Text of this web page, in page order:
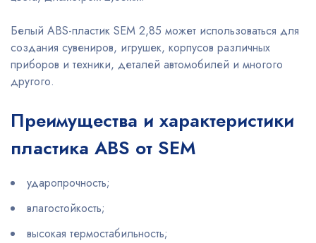
Белый ABS-пластик SEM 2,85 может использоваться для
создания сувениров, игрушек, корпусов различных
приборов и техники, деталей автомобилей и многого
другого.
Преимущества и характеристики
пластика ABS от SEM
ударопрочность;
влагостойкость;
высокая термостабильность;